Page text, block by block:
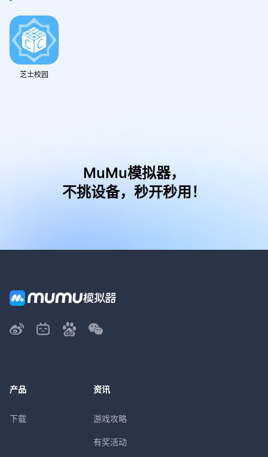
芝士校园
MuMu模拟器，
不挑设备，秒开秒用！
产品
下载
资讯
游戏攻略
有奖活动